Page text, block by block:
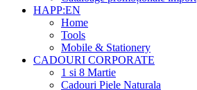
HAPP:EN
Home
Tools
Mobile & Stationery
CADOURI CORPORATE
1 si 8 Martie
Cadouri Piele Naturala